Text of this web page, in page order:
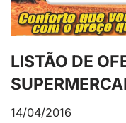
LISTÃO DE
14/04/2016